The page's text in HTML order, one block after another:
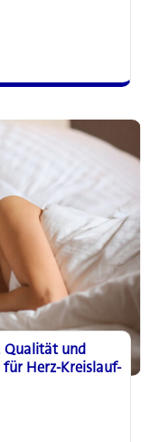
Qualität und
Herz-Kreislauf-